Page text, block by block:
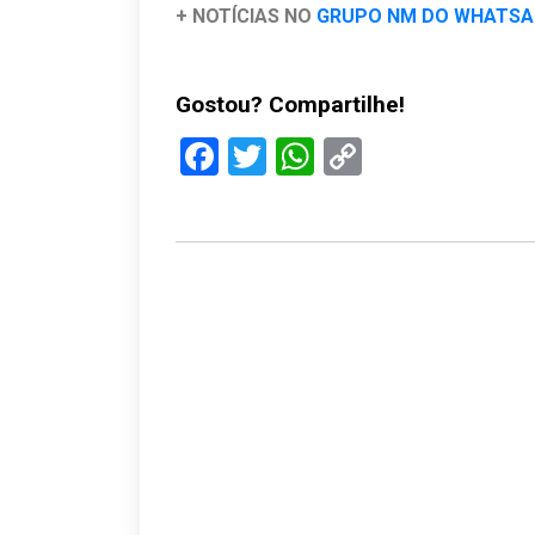
+ NOTÍCIAS NO GRUPO NM DO
Gostou? Compartilhe!
Facebook
TwitterWhatsApp